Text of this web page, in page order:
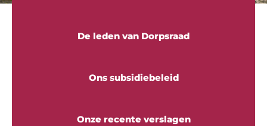
De leden van Dorpsraad
Ons subsidiebeleid
Onze recente verslagen